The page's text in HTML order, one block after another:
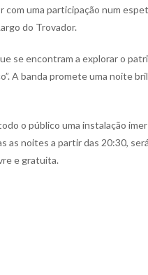
com uma participação num
do Trovador.
se encontram a explorar o
A banda promete uma noite
o público uma instalação
noites a partir das 20:30,
e gratuita.